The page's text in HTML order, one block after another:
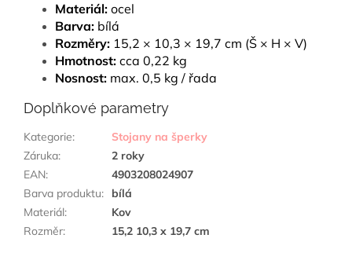
Materiál: ocel
Barva: bílá
Rozměry: 15,2 × 10,3 × 19,7 cm (Š × H × V)
Hmotnost: cca 0,22 kg
Nosnost: max. 0,5 kg / řada
Doplňkové parametry
Kategorie:
Stojany na šperky
Záruka:
2 roky
EAN:
4903208024907
Barva produktu:
bílá
Materiál:
Kov
Rozměr: 15,2 10,3 x 19,7 cm